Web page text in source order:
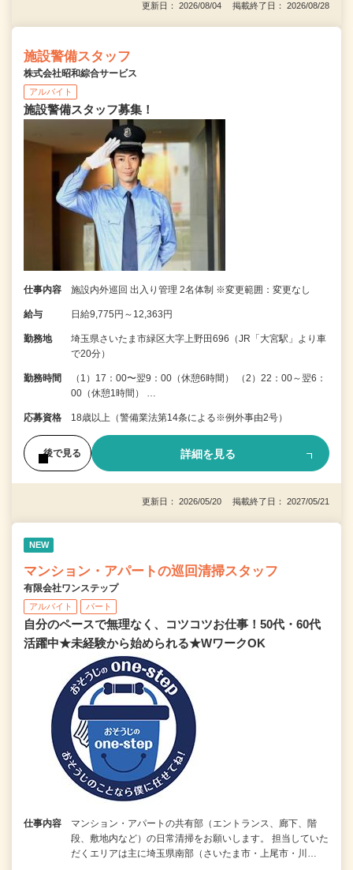
更新日： 2026/08/04 掲載終了日： 2026/08/28
施設警備スタッフ
株式会社昭和綜合サービス
アルバイト
施設警備スタッフ募集！
仕事内容 施設内外巡回 出入り管理 2名体制 ※変更範囲：変更なし
給与 日給9,775円～12,363円
勤務地
埼玉県さいたま市緑区大字上野田696（JR「大宮駅」より車
で20分）
勤務時間
（1）17：00〜翌9：00（休憩6時間） （2）22：00～翌6：
00（休憩1時間） …
応募資格 18歳以上（警備業法第14条による※例外事由2号）
後で見る 詳細を見る
更新日： 2026/05/20 掲載終了日： 2027/05/21
NEW
マンション・アパートの巡回清掃スタッフ
有限会社ワンステップ
アルバイト パート
自分のペースで無理なく、コツコツお仕事！50代・60代
活躍中★未経験から始められる★WワークOK
仕事内容
マンション・アパートの共有部（エントランス、廊下、階
段、敷地内など）の日常清掃をお願いします。 担当していた
だくエリアは主に埼玉県南部（さいたま市・上尾市・川…